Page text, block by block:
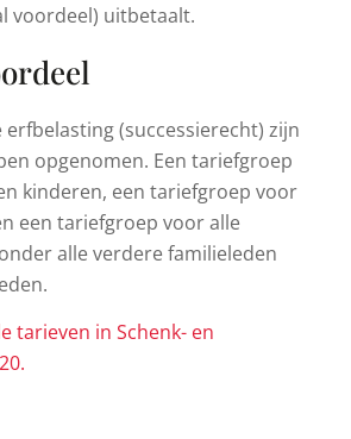
voordeel) uitbetaalt.
erfbelasting (successierecht) zijn
opgenomen. Een tariefgroep
kinderen, een tariefgroep voor
een tariefgroep voor alle
alle verdere familieleden
tarieven in Schenk- en